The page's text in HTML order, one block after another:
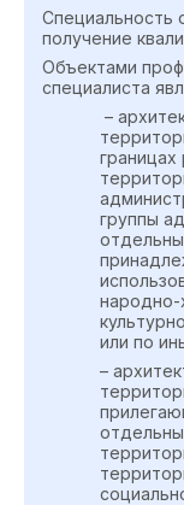
Специальность
получение
Объектами
специалиста
–
границах
группы
народно-
или по
–